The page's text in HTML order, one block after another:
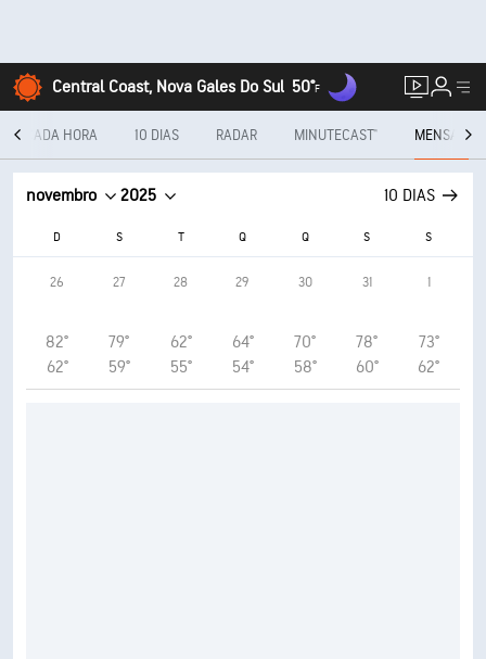
Central Coast, Nova Gales Do Sul 50°F
A CADA HORA 10 DIAS RADAR MINUTECAST® MENSAL
novembro 2025 10 DIAS
D S T Q Q S S
26
82°
62°
27
79°
59°
28
62°
55°
29
64°
54°
30
70°
58°
31
78°
60°
1
73°
62°